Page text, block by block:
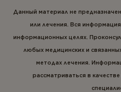
Данный материал не
или лечения. Вся
информационных целях.
любых медицинских и
методах лечения.
рассматриваться в